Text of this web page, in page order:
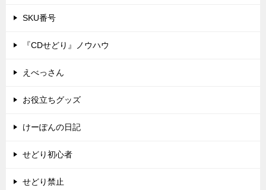
SKU番号
『CDせどり』ノウハウ
えべっさん
お役立ちグッズ
けーぽんの日記
せどり初心者
せどり禁止